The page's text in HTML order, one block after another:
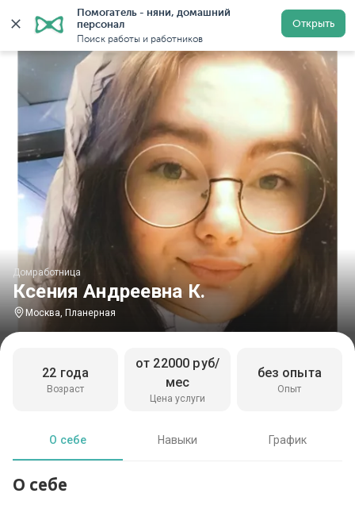
Помогатель - няни, домашний
персонал
Поиск работы и работников
Открыть
Главная Домработницы Домработницы в Москве
Ксения Андреевна К.
Домработница
Москва, Планерная
Возраст
22 года
Цена услуги
от 22000 руб/
мес
Опыт
без опыта
О себе Навыки График
О себе